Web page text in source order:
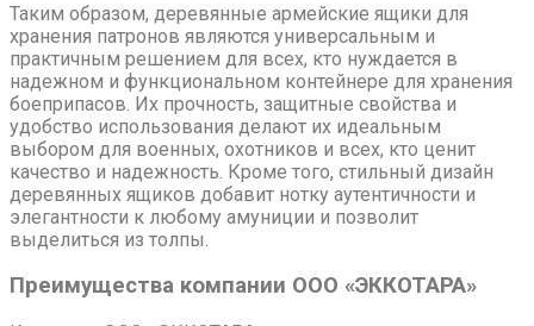
Таким образом, деревянные армейские ящики для
хранения патронов являются универсальным и
практичным решением для всех, кто нуждается в
надежном и функциональном контейнере для хранения
боеприпасов. Их прочность, защитные свойства и
удобство использования делают их идеальным
выбором для военных, охотников и всех, кто ценит
качество и надежность. Кроме того, стильный дизайн
деревянных ящиков добавит нотку аутентичности и
элегантности к любому амуниции и позволит
выделиться из толпы.
Преимущества компании ООО «ЭККОТАРА»